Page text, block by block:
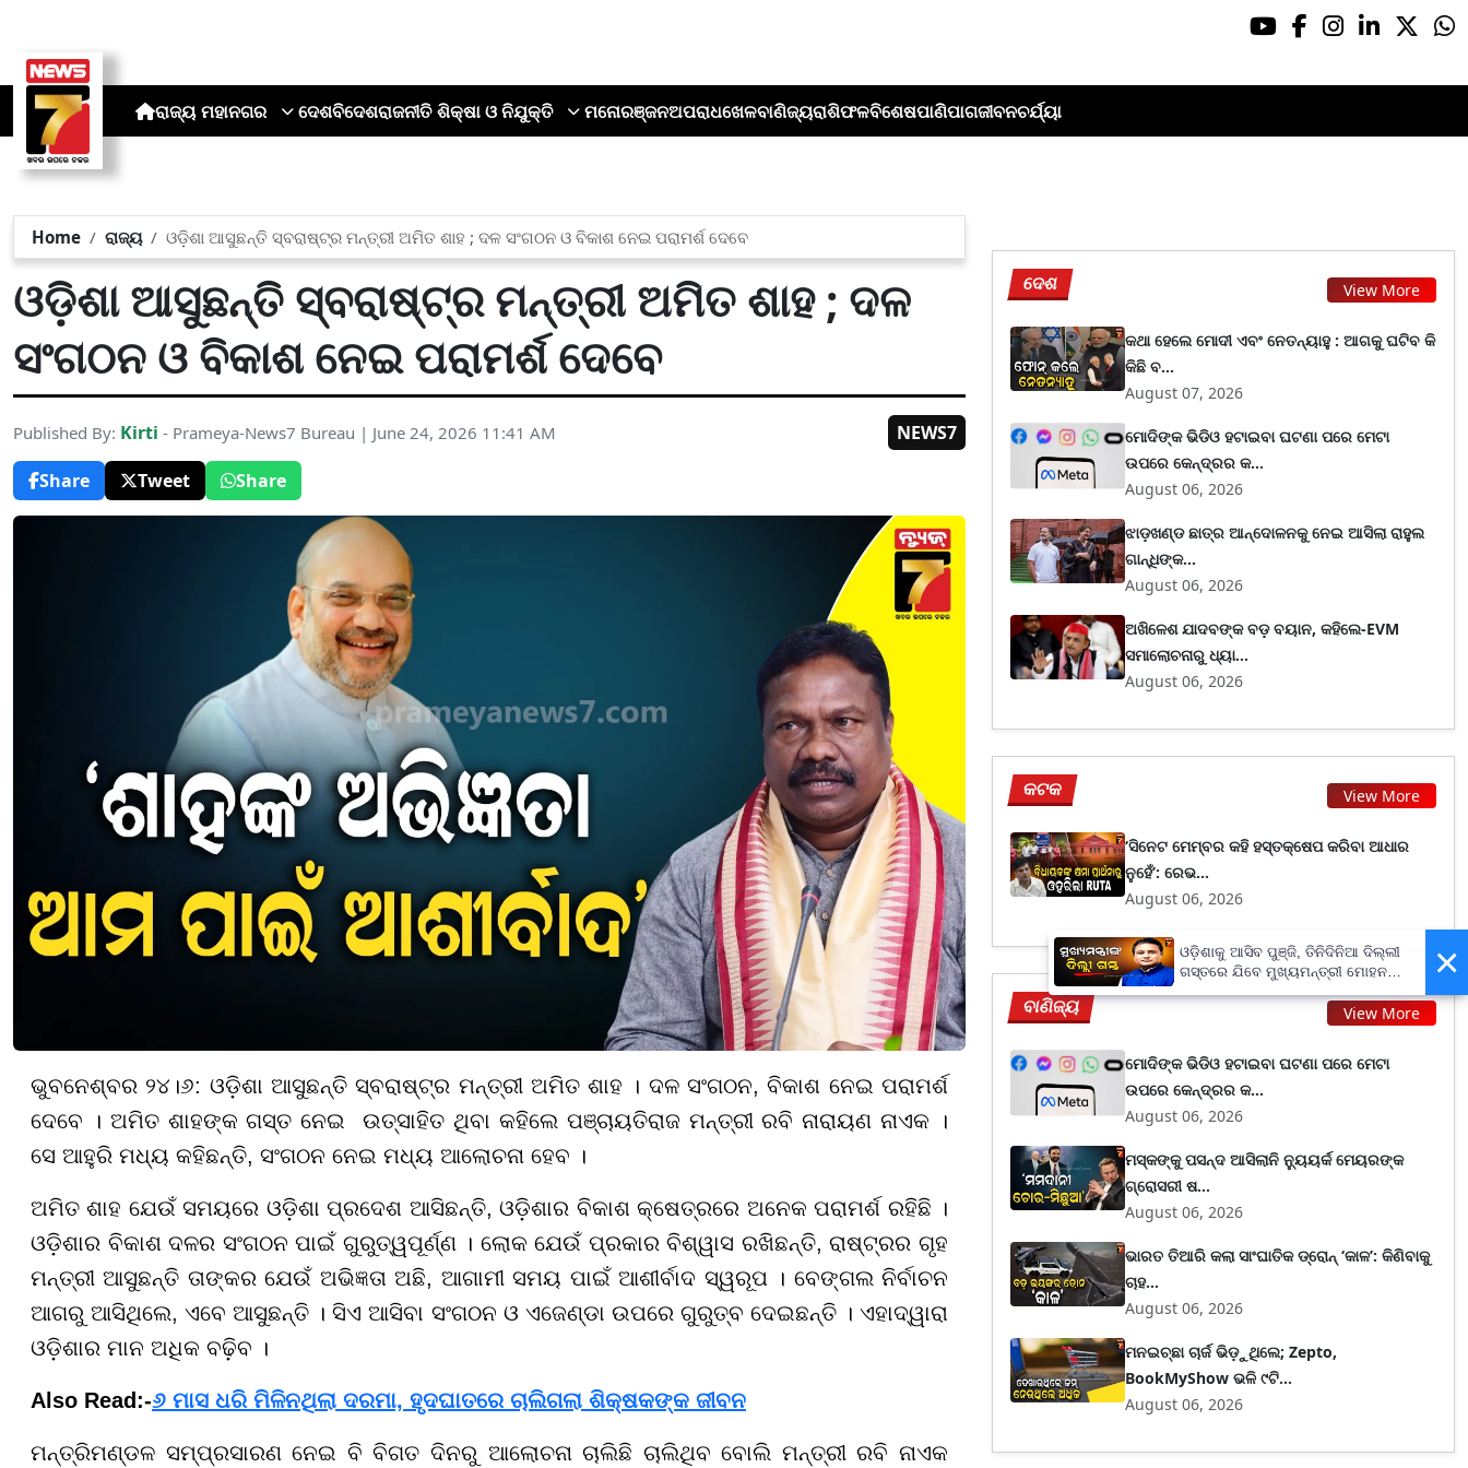
ରାଜ୍ୟ ମହାନଗର ଦେଶବିଦେଶରାଜନୀତି ଶିକ୍ଷା ଓ ନିଯୁକ୍ତି ମନୋରଞ୍ଜନଅପରାଧଖେଳବାଣିଜ୍ୟରାଶିଫଳବିଶେଷପାଣିପାଗଜୀବନଚର୍ଯ୍ୟା
Home ରାଜ୍ୟ ଓଡ଼ିଶା ଆସୁଛନ୍ତି ସ୍ବରାଷ୍ଟ୍ର ମନ୍ତ୍ରୀ ଅମିତ ଶାହ ; ଦଳ ସଂଗଠନ ଓ ବିକାଶ ନେଇ ପରାମର୍ଶ ଦେବେ
ଓଡ଼ିଶା ଆସୁଛନ୍ତି ସ୍ବରାଷ୍ଟ୍ର ମନ୍ତ୍ରୀ ଅମିତ ଶାହ ; ଦଳ
ସଂଗଠନ ଓ ବିକାଶ ନେଇ ପରାମର୍ଶ ଦେବେ
Published By: Kirti - Prameya-News7 Bureau | June 24, 2026 11:41 AM
NEWS7
Share
Tweet Share
ଭୁବନେଶ୍ବର ୨୪।୬: ଓଡ଼ିଶା ଆସୁଛନ୍ତି ସ୍ବରାଷ୍ଟ୍ର ମନ୍ତ୍ରୀ ଅମିତ ଶାହ । ଦଳ ସଂଗଠନ, ବିକାଶ ନେଇ ପରାମର୍ଶ
ଦେବେ । ଅମିତ ଶାହଙ୍କ ଗସ୍ତ ନେଇ ଉତ୍ସାହିତ ଥିବା କହିଲେ ପଞ୍ଚାୟତିରାଜ ମନ୍ତ୍ରୀ ରବି ନାରାୟଣ ନାଏକ ।
ସେ ଆହୁରି ମଧ୍ୟ କହିଛନ୍ତି, ସଂଗଠନ ନେଇ ମଧ୍ୟ ଆଲୋଚନା ହେବ ।
ଅମିତ ଶାହ ଯେଉଁ ସମୟରେ ଓଡ଼ିଶା ପ୍ରଦେଶ ଆସିଛନ୍ତି, ଓଡ଼ିଶାର ବିକାଶ କ୍ଷେତ୍ରରେ ଅନେକ ପରାମର୍ଶ ରହିଛି ।
ଓଡ଼ିଶାର ବିକାଶ ଦଳର ସଂଗଠନ ପାଇଁ ଗୁରୁତ୍ୱପୂର୍ଣ୍ଣ । ଲୋକ ଯେଉଁ ପ୍ରକାର ବିଶ୍ୱାସ ରଖିଛନ୍ତି, ରାଷ୍ଟ୍ରର ଗୃହ
ମନ୍ତ୍ରୀ ଆସୁଛନ୍ତି ତାଙ୍କର ଯେଉଁ ଅଭିଜ୍ଞତା ଅଛି, ଆଗାମୀ ସମୟ ପାଇଁ ଆଶୀର୍ବାଦ ସ୍ୱରୂପ । ବେଙ୍ଗଲ ନିର୍ବାଚନ
ଆଗରୁ ଆସିଥିଲେ, ଏବେ ଆସୁଛନ୍ତି । ସିଏ ଆସିବା ସଂଗଠନ ଓ ଏଜେଣ୍ଡା ଉପରେ ଗୁରୁତ୍ବ ଦେଇଛନ୍ତି । ଏହାଦ୍ୱାରା
ଓଡ଼ିଶାର ମାନ ଅଧିକ ବଢ଼ିବ ।
Also Read:-୬ ମାସ ଧରି ମିଳିନଥିଲା ଦରମା, ହୃଦଘାତରେ ଚାଲିଗଲା ଶିକ୍ଷକଙ୍କ ଜୀବନ
ମନ୍ତ୍ରିମଣ୍ଡଳ ସମ୍ପ୍ରସାରଣ ନେଇ ବି ବିଗତ ଦିନରୁ ଆଲୋଚନା ଚାଲିଛି ଚାଲିଥିବ ବୋଲି ମନ୍ତ୍ରୀ ରବି ନାଏକ
ଦେଶ View More
କଥା ହେଲେ ମୋଦୀ ଏବଂ ନେତନ୍ୟାହୁ : ଆଗକୁ ଘଟିବ କି
କିଛି ବ...
August 07, 2026
ମୋଦିଙ୍କ ଭିଡିଓ ହଟାଇବା ଘଟଣା ପରେ ମେଟା
ଉପରେ କେନ୍ଦ୍ରର କ...
August 06, 2026
ଝାଡ଼ଖଣ୍ଡ ଛାତ୍ର ଆନ୍ଦୋଳନକୁ ନେଇ ଆସିଲା ରାହୁଲ
ଗାନ୍ଧିଙ୍କ...
August 06, 2026
ଅଖିଳେଶ ଯାଦବଙ୍କ ବଡ଼ ବୟାନ, କହିଲେ-EVM
ସମାଲୋଚନାରୁ ଧ୍ୟା...
August 06, 2026
କଟକ View More
‘ସିନେଟ ମେମ୍ବର କହି ହସ୍ତକ୍ଷେପ କରିବା ଆଧାର
ନୁହେଁ’: ରେଭ...
August 06, 2026
ବାଣିଜ୍ୟ View More
ମୋଦିଙ୍କ ଭିଡିଓ ହଟାଇବା ଘଟଣା ପରେ ମେଟା
ଉପରେ କେନ୍ଦ୍ରର କ...
August 06, 2026
ମସ୍କଙ୍କୁ ପସନ୍ଦ ଆସିଲାନି ନ୍ୟୁୟର୍କ ମେୟରଙ୍କ
ଗ୍ରୋସରୀ ଷ...
August 06, 2026
ଭାରତ ତିଆରି କଲା ସାଂଘାତିକ ଡ୍ରୋନ୍ ‘କାଳ’: କିଣିବାକୁ
ଚାହ...
August 06, 2026
ମନଇଚ୍ଛା ଚାର୍ଜ ଭିଡ଼ୁଥିଲେ; Zepto,
BookMyShow ଭଳି ୯ଟି...
August 06, 2026
×
ଓଡ଼ିଶାକୁ ଆସିବ ପୁଞ୍ଜି, ତିନିଦିନିଆ ଦିଲ୍ଲୀ
ଗସ୍ତରେ ଯିବେ ମୁଖ୍ୟମନ୍ତ୍ରୀ ମୋହନ